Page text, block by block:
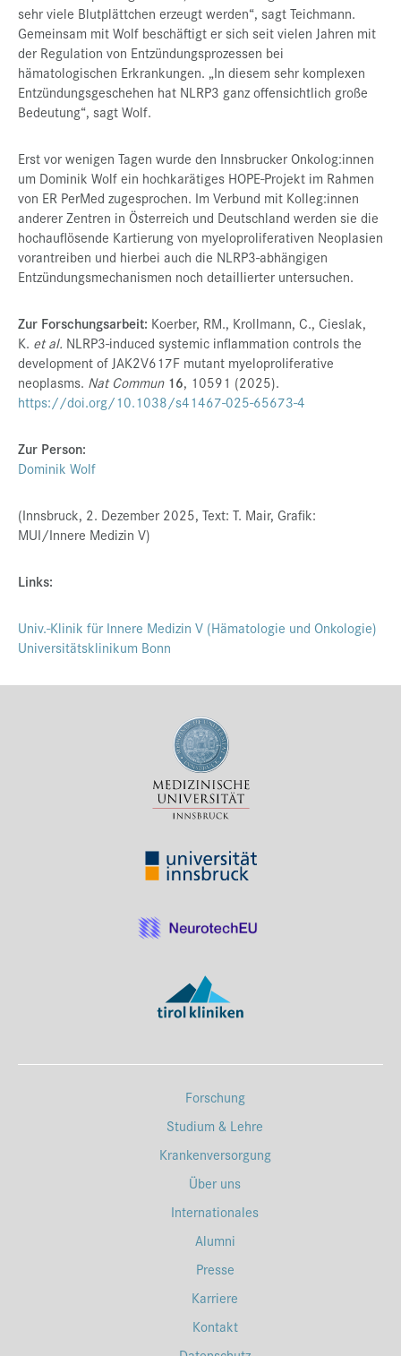
sehr viele Blutplättchen erzeugt werden“, sagt Teichmann.
Gemeinsam mit Wolf beschäftigt er sich seit vielen Jahren mit
der Regulation von Entzündungsprozessen bei
hämatologischen Erkrankungen. „In diesem sehr komplexen
Entzündungsgeschehen hat NLRP3 ganz offensichtlich große
Bedeutung“, sagt Wolf.
Erst vor wenigen Tagen wurde den Innsbrucker Onkolog:innen
um Dominik Wolf ein hochkarätiges HOPE-Projekt im Rahmen
von ER PerMed zugesprochen. Im Verbund mit Kolleg:innen
anderer Zentren in Österreich und Deutschland werden sie die
hochauflösende Kartierung von myeloproliferativen Neoplasien
vorantreiben und hierbei auch die NLRP3-abhängigen
Entzündungsmechanismen noch detaillierter untersuchen.
Zur Forschungsarbeit: Koerber, RM., Krollmann, C., Cieslak,
K. et al. NLRP3-induced systemic inflammation controls the
development of JAK2V617F mutant myeloproliferative
neoplasms. Nat Commun 16, 10591 (2025).
https://doi.org/10.1038/s41467-025-65673-4
Zur Person:
Dominik Wolf
(Innsbruck, 2. Dezember 2025, Text: T. Mair, Grafik:
MUI/Innere Medizin V)
Links:
Univ.-Klinik für Innere Medizin V (Hämatologie und Onkologie)
Universitätsklinikum Bonn
Forschung
Studium & Lehre
Krankenversorgung
Über uns
Internationales
Alumni
Presse
Karriere
Kontakt